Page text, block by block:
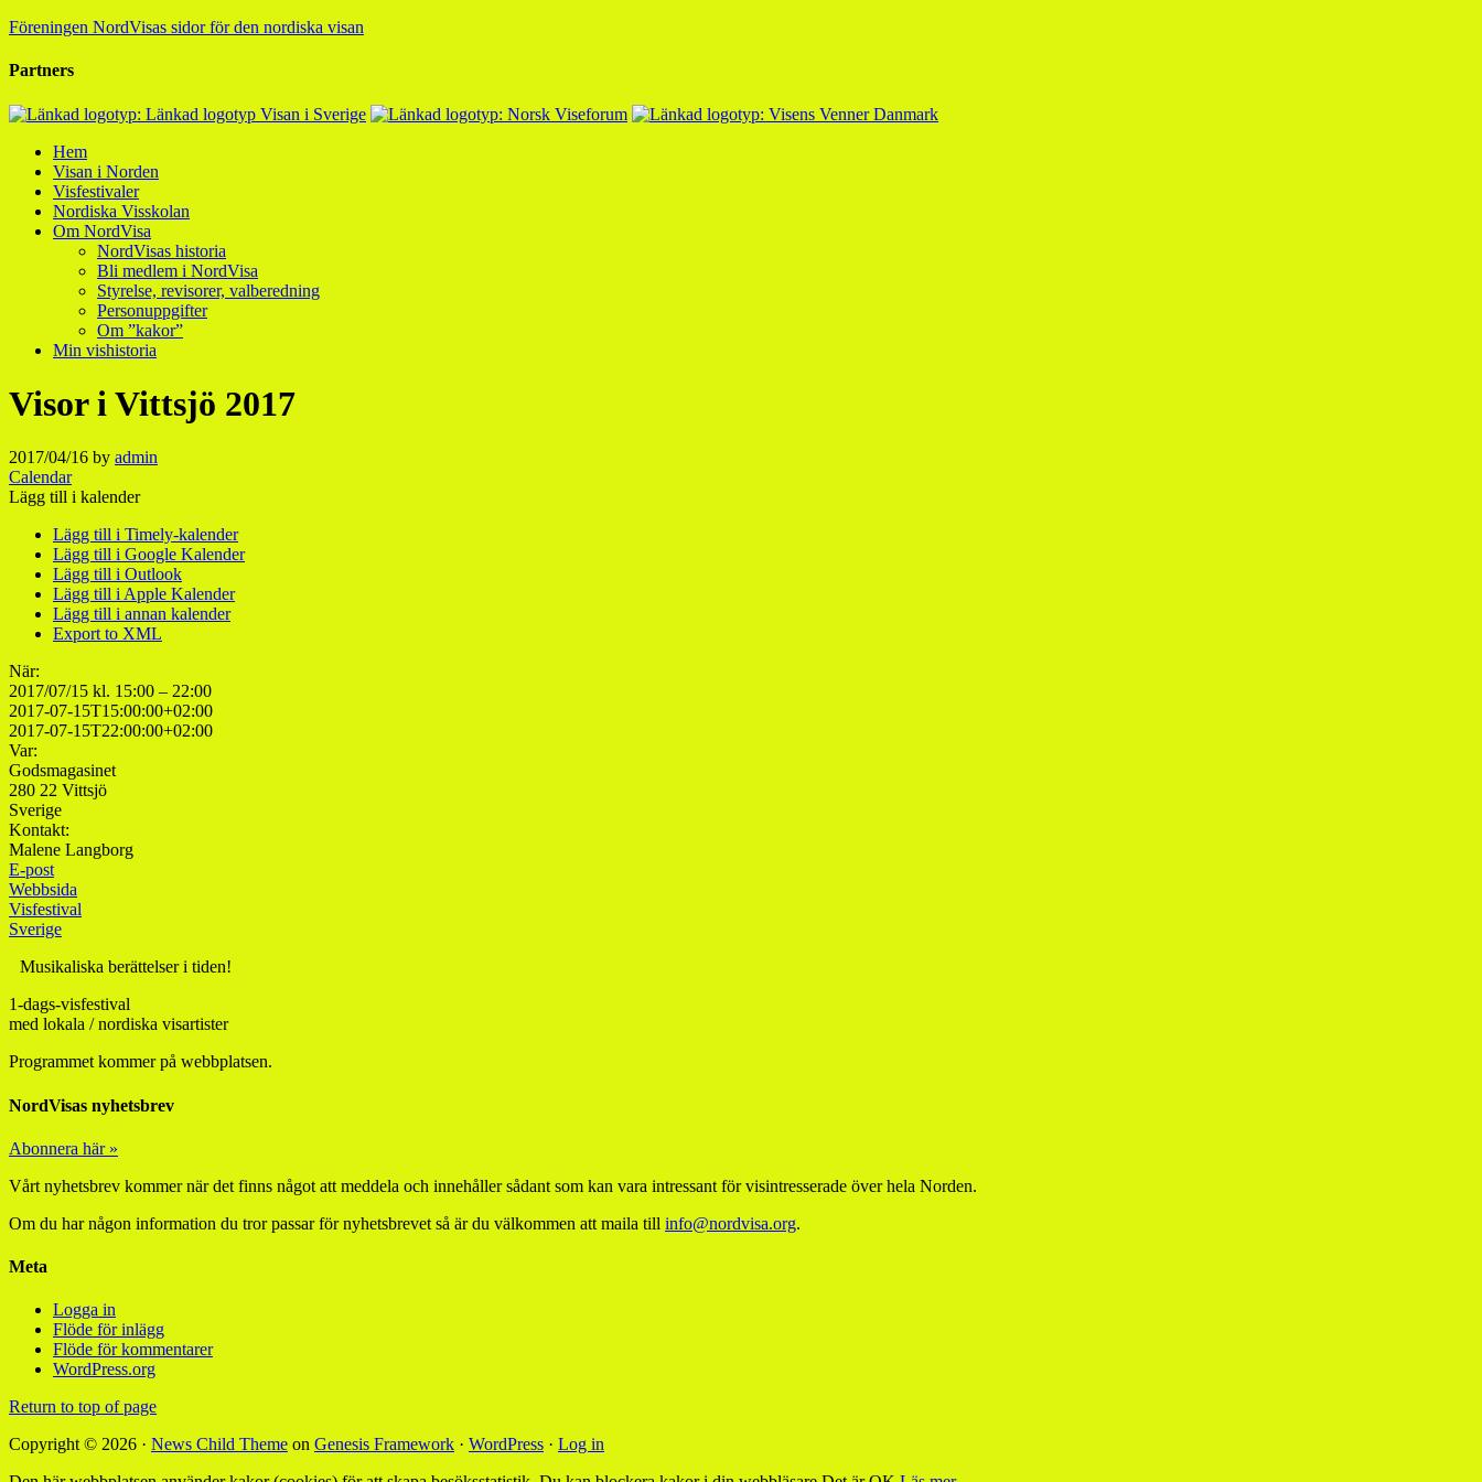
Föreningen NordVisas sidor för den nordiska visan
Partners
Hem
Visan i Norden
Visfestivaler
Nordiska Visskolan
Om NordVisa
NordVisas historia
Bli medlem i NordVisa
Styrelse, revisorer, valberedning
Personuppgifter
Om ”kakor”
Min vishistoria
Visor i Vittsjö 2017
2017/04/16 by admin
Calendar
Lägg till i kalender
Lägg till i Timely-kalender
Lägg till i Google Kalender
Lägg till i Outlook
Lägg till i Apple Kalender
Lägg till i annan kalender
Export to XML
När:
2017/07/15 kl. 15:00 – 22:00
2017-07-15T15:00:00+02:00
2017-07-15T22:00:00+02:00
Var:
Godsmagasinet
280 22 Vittsjö
Sverige
Kontakt:
Malene Langborg
E-post
Webbsida
Visfestival
Sverige
Musikaliska berättelser i tiden!
1-dags-visfestival
med lokala / nordiska visartister
Programmet kommer på webbplatsen.
NordVisas nyhetsbrev
Abonnera här »
Vårt nyhetsbrev kommer när det finns något att meddela och innehåller sådant som kan vara intressant för visintresserade över hela Norden.
Om du har någon information du tror passar för nyhetsbrevet så är du välkommen att maila till info@nordvisa.org.
Meta
Logga in
Flöde för inlägg
Flöde för kommentarer
WordPress.org
Return to top of page
Copyright © 2026 · News Child Theme on Genesis Framework · WordPress · Log in